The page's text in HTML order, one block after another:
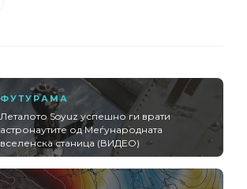
ФУТУРАМА
Леталото Soyuz успешно ги врати
астронаутите од Меѓународната
вселенска станица (ВИДЕО)